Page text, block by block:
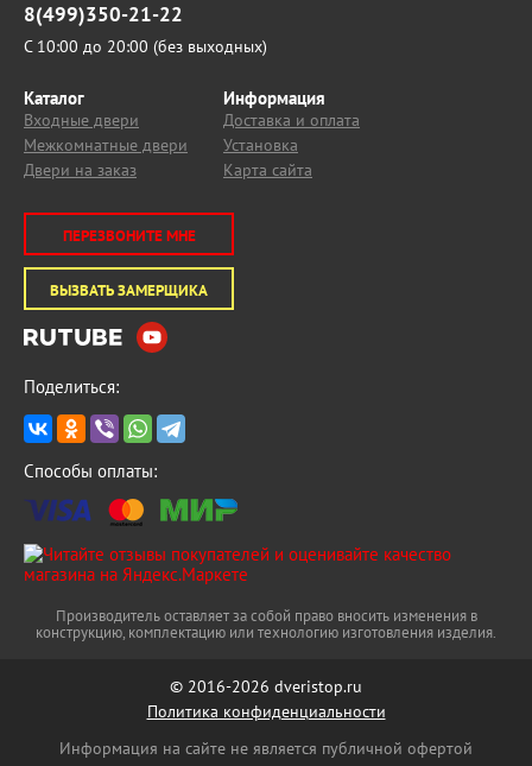
8(499)350-21-22
С 10:00 до 20:00 (без выходных)
Каталог
Входные двери
Межкомнатные двери
Двери на заказ
Информация
Доставка и оплата
Установка
Карта сайта
ПЕРЕЗВОНИТЕ МНЕ
ВЫЗВАТЬ ЗАМЕРЩИКА
Поделиться:
Способы оплаты:
Производитель оставляет за собой право вносить изменения в
конструкцию, комплектацию или технологию изготовления изделия.
© 2016-2026 dveristop.ru
Политика конфиденциальности
Информация на сайте не является публичной офертой